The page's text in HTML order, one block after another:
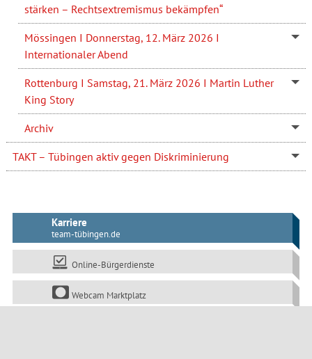
stärken – Rechtsextremismus bekämpfen“
Mössingen I Donnerstag, 12. März 2026 I
Internationaler Abend
Rottenburg I Samstag, 21. März 2026 I Martin Luther
King Story
Archiv
TAKT – Tübingen aktiv gegen Diskriminierung
Karriere
team-tübingen.de
Online-Bürgerdienste
Webcam Marktplatz